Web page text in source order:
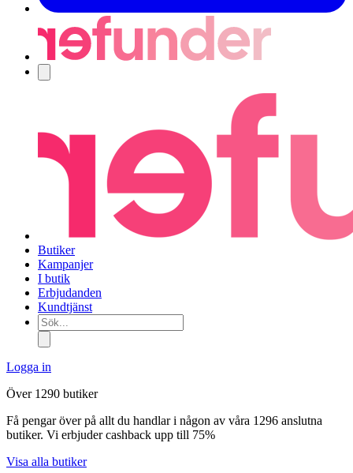
Butiker
Kampanjer
I butik
Erbjudanden
Kundtjänst
Sök...
Logga in
Över 1290 butiker
Få pengar över på allt du handlar i någon av våra 1296 anslutna
butiker. Vi erbjuder cashback upp till 75%
Visa alla butiker